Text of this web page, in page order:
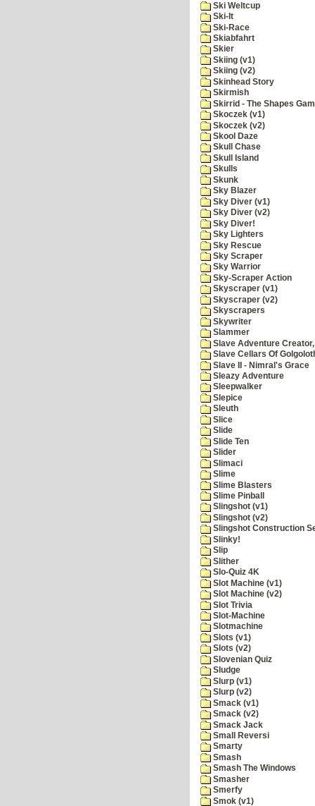
Ski Weltcup
Ski-It
Ski-Race
Skiabfahrt
Skier
Skiing (v1)
Skiing (v2)
Skinhead Story
Skirmish
Skirrid - The Shapes
Skoczek (v1)
Skoczek (v2)
Skool Daze
Skull Chase
Skull Island
Skulls
Skunk
Sky Blazer
Sky Diver (v1)
Sky Diver (v2)
Sky Diver!
Sky Lighters
Sky Rescue
Sky Scraper
Sky Warrior
Sky-Scraper Action
Skyscraper (v1)
Skyscraper (v2)
Skyscrapers
Skywriter
Slammer
Slave Adventure Creator,
Slave Cellars Of
Slave II - Nimral's Grace
Sleazy Adventure
Sleepwalker
Slepice
Sleuth
Slice
Slide
Slide Ten
Slider
Slimaci
Slime
Slime Blasters
Slime Pinball
Slingshot (v1)
Slingshot (v2)
Slingshot Construction
Slinky!
Slip
Slither
Slo-Quiz 4K
Slot Machine (v1)
Slot Machine (v2)
Slot Trivia
Slot-Machine
Slotmachine
Slots (v1)
Slots (v2)
Slovenian Quiz
Sludge
Slurp (v1)
Slurp (v2)
Smack (v1)
Smack (v2)
Smack Jack
Small Reversi
Smarty
Smash
Smash The Windows
Smasher
Smerfy
Smok (v1)